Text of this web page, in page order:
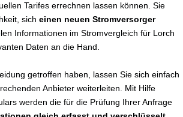
Tarifes errechnen lassen können. Sie
sich einen neuen Stromversorger
Informationen im Stromvergleich für Lorch
Daten an die Hand.
getroffen haben, lassen Sie sich einfach
Anbieter weiterleiten. Mit Hilfe
werden die für die Prüfung Ihrer Anfrage